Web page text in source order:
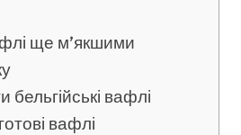
ще м’якшими
вафлі
вафлі